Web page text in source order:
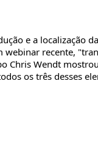
e a localização
webinar recente,
Chris Wendt
os três desses